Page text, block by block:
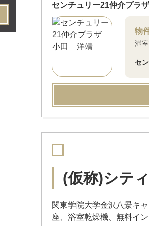
センチュリー21仲介プラザ
物
満
セ
(仮称)シテ
関東学院大学金沢八景キ
座、浴室乾燥機、無料イ